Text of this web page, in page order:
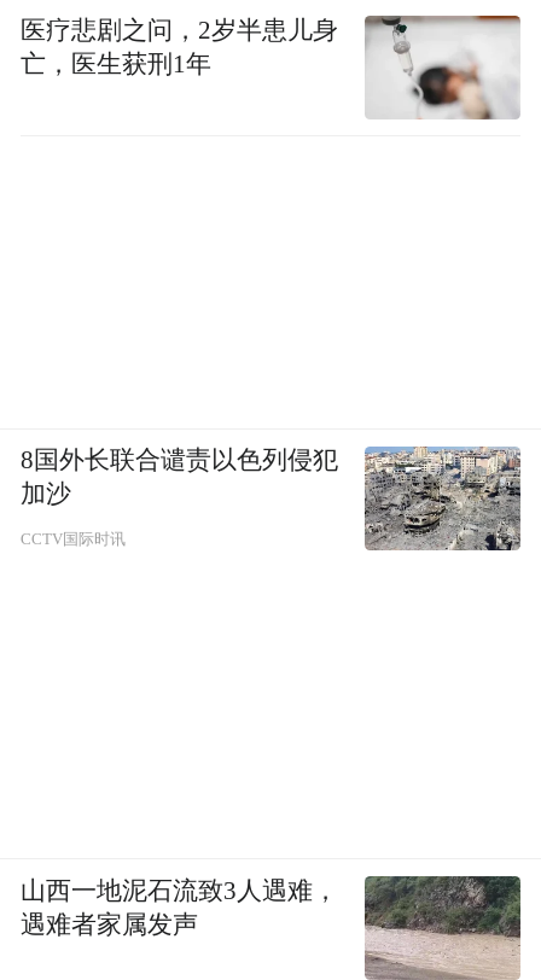
医疗悲剧之问，2岁半患儿身
亡，医生获刑1年
8国外长联合谴责以色列侵犯
加沙
CCTV国际时讯
山西一地泥石流致3人遇难，
遇难者家属发声